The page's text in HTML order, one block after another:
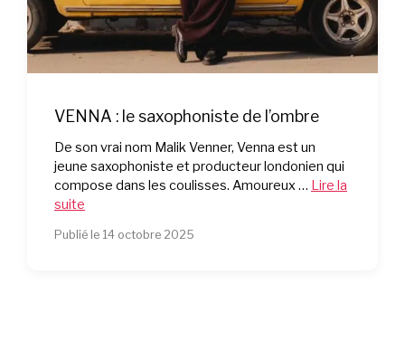
VENNA : le saxophoniste de l’ombre
De son vrai nom Malik Venner, Venna est un
jeune saxophoniste et producteur londonien qui
compose dans les coulisses. Amoureux … Lire la
suite
Publié le 14 octobre 2025